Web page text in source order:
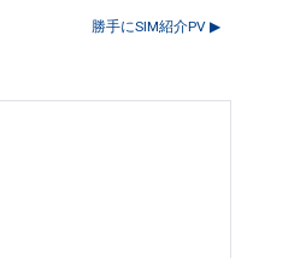
勝手にSIM紹介PV ▶︎